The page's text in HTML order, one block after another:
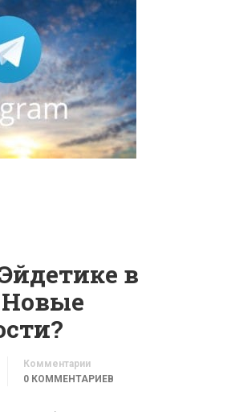
в
Новые
Комментарии
0 КОММЕНТАРИЕВ